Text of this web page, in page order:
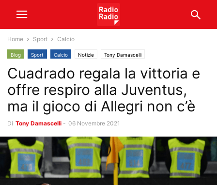
Home Sport Calcio
Blog Sport Calcio Notizie Tony Damascelli
Cuadrado regala la vittoria e
offre respiro alla Juventus,
ma il gioco di Allegri non c’è
Di Tony Damascelli - 06 Novembre 2021